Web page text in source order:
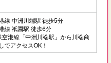
線 中洲川端駅 徒歩5分
線 祇園駅 徒歩6分
港線「中洲川端駅」から川端商
でアクセスOK！